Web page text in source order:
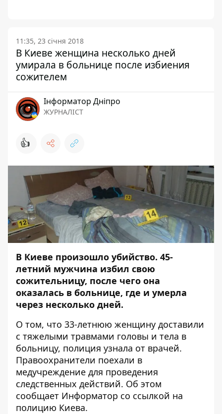
11:35, 23 січня 2018
В Киеве женщина несколько дней
умирала в больнице после избиения
сожителем
Інформатор Дніпро
ЖУРНАЛІСТ
👍
В Киеве произошло убийство. 45-
летний мужчина избил свою
сожительницу, после чего она
оказалась в больнице, где и умерла
через несколько дней.
О том, что 33-летнюю женщину доставили
с тяжелыми травмами головы и тела в
больницу, полиция узнала от врачей.
Правоохранители поехали в
медучреждение для проведения
следственных действий. Об этом
сообщает Информатор со ссылкой на
полицию Киева.